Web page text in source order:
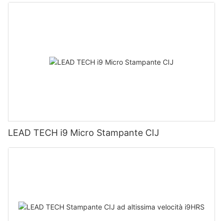
LEAD TECH i9 Micro Stampante CIJ